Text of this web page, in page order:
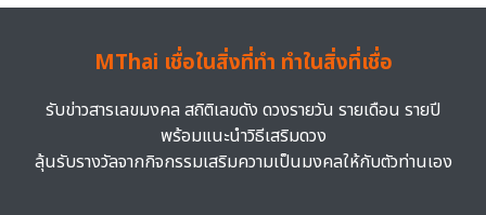
MThai เชื่อในสิ่งที่ทำ ทำในสิ่งที่เชื่อ
รับข่าวสารเลขมงคล สถิติเลขดัง ดวงรายวัน รายเดือน รายปี
พร้อมแนะนำวิธีเสริมดวง
ลุ้นรับรางวัลจากกิจกรรมเสริมความเป็นมงคลให้กับตัวท่านเอง